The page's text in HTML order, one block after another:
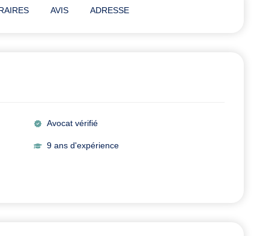
AVIS ADRESSE
Avocat vérifié
9 ans d'expérience